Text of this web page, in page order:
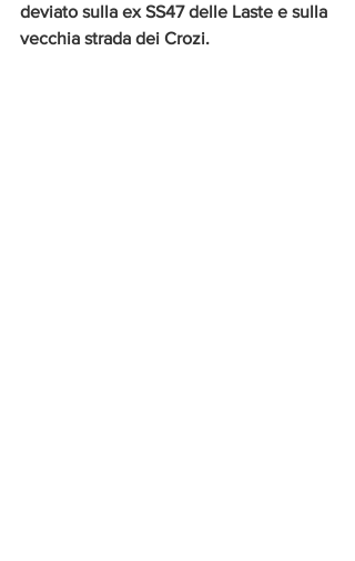
deviato sulla ex SS47 delle Laste e sulla
vecchia strada dei Crozi.